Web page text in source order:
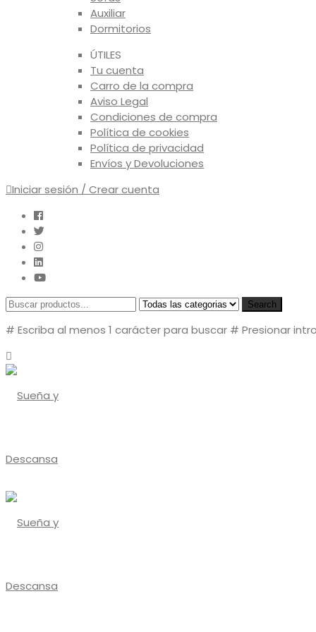
Auxiliar
Dormitorios
ÚTILES
Tu cuenta
Carro de la compra
Aviso Legal
Condiciones de compra
Política de cookies
Política de privacidad
Envíos y Devoluciones
Iniciar sesión / Crear cuenta
Search
# Escriba al menos 1 carácter para buscar # Presionar